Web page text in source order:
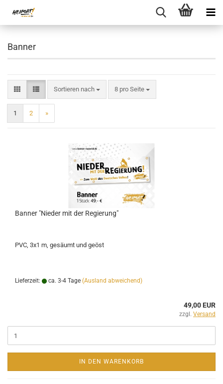
Banner
Sortieren nach
Sortieren nach 8 pro Seite
pro Seite
1 2 »
Banner "Nieder mit der Regierung"
PVC, 3x1 m, gesäumt und geöst
Lieferzeit: ca. 3-4 Tage (Ausland abweichend)
49,00 EUR
zzgl. Versand
IN DEN WARENKORB